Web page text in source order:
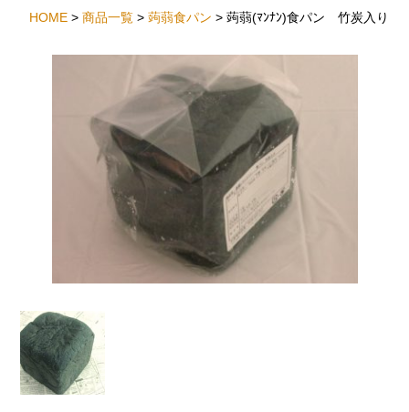
とは？
のひみつ
お客様の声
特定商取引法に関する記述
お問い合わせ
HOME> 商品一覧> 蒟蒻食パン > 蒟蒻(ﾏﾝﾅﾝ)食パン 竹炭入り